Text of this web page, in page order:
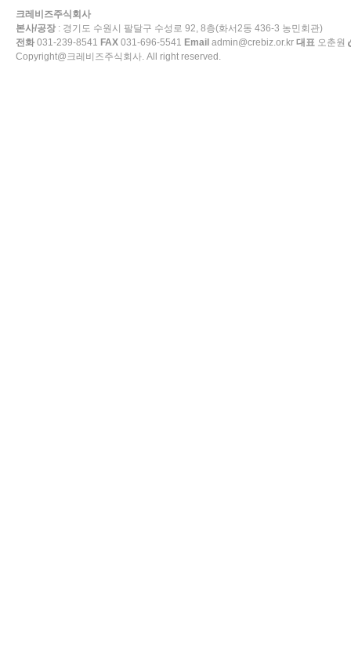
크레비즈주식회사
본사/공장 : 경기도 수원시 팔달구 수성로 92, 8층(화서2동 436-3 농민회관)
전화 031-239-8541 FAX 031-696-5541 Email admin@crebiz.or.kr 대표 오춘원
Copyright@크레비즈주식회사. All right reserved.